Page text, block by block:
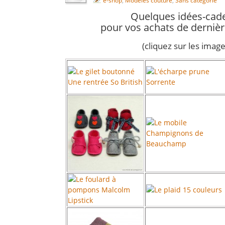
Quelques idées-
pour vos achats de
(cliquez sur les